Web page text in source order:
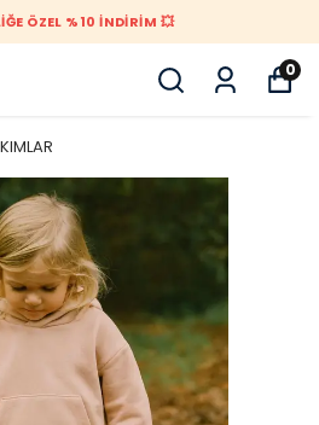
ÖZEL %10 İNDİRİM 💥
0